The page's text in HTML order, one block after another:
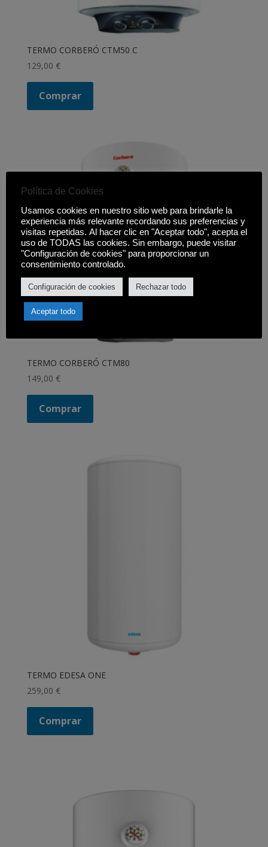
TERMO CORBERÓ CTM50 C
129,00 €
Comprar
TERMO CORBERÓ CTM80
149,00 €
Comprar
TERMO EDESA ONE
259,00 €
Comprar
Política de Cookies
Usamos cookies en nuestro sitio web para brindarle la
experiencia más relevante recordando sus preferencias y
visitas repetidas. Al hacer clic en "Aceptar todo", acepta el
uso de TODAS las cookies. Sin embargo, puede visitar
"Configuración de cookies" para proporcionar un
consentimiento controlado.
Configuración de cookies Rechazar todo
Aceptar todo